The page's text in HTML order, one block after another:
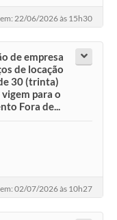
22/06/2026 às 15h30
de empresa
de locação
30 (trinta)
para o
Fora de...
02/07/2026 às 10h27